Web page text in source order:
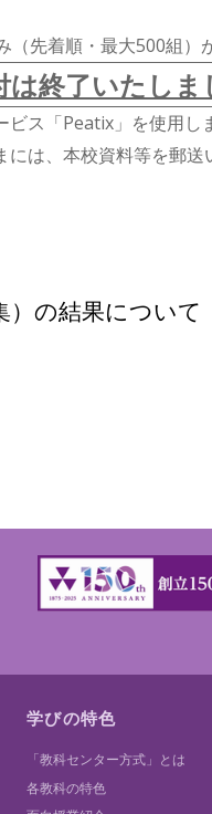
（先着順・最大500組）
は終了いたしま
ス「Peatix」を使用し
は、本校資料等を郵送
）の結果について
学びの特色
「教科センター方式」とは
各教科の特色